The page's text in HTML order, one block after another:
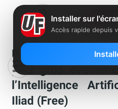
Découvrez en
plus gros
l’Intelligence
Iliad (Free)
Installer sur
Accès rapide depuis